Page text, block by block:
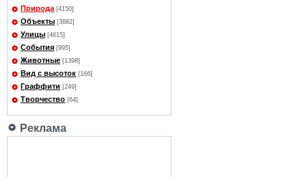
Природа [4150]
Объекты [3682]
Улицы [4615]
События [995]
Животные [1398]
Вид с высоток [166]
Граффити [249]
Творчество [64]
Реклама